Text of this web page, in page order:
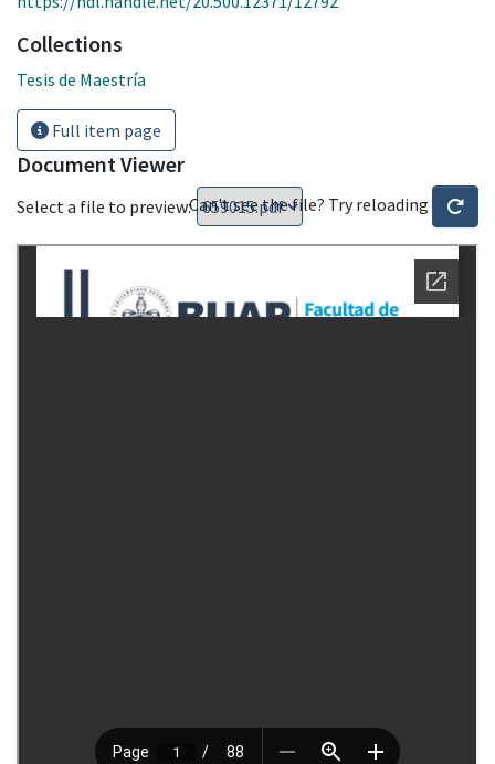
Collections
Tesis de Maestría
Full item page
Document Viewer
Select a file to preview:Can't see the file? Try reloading